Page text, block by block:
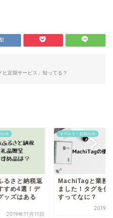
定期サービス」知ってる？
さと納税返
め4選！デ
ズはある
2019年11月11日
イベント・お知らせ
MachiTagと業務提
ました！タグを使い
すってなに？
2019年12